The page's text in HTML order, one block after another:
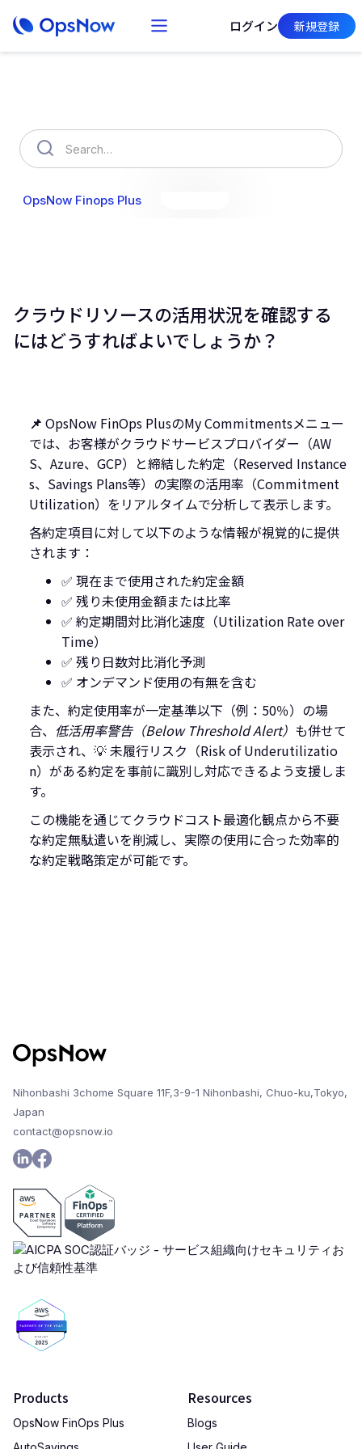
ログイン 新規登録
OpsNow Finops Plus
クラウドリソースの活用状況を確認する
にはどうすればよいでしょうか？
📌 OpsNow FinOps PlusのMy Commitmentsメニュー
では、お客様がクラウドサービスプロバイダー（AW
S、Azure、GCP）と締結した約定（Reserved Instance
s、Savings Plans等）の実際の活用率（Commitment
Utilization）をリアルタイムで分析して表示します。
各約定項目に対して以下のような情報が視覚的に提供
されます：
✅ 現在まで使用された約定金額
✅ 残り未使用金額または比率
✅ 約定期間対比消化速度（Utilization Rate over
Time）
✅ 残り日数対比消化予測
✅ オンデマンド使用の有無を含む
また、約定使用率が一定基準以下（例：50％）の場
合、 低活用率警告（Below Threshold Alert） も併せて
表示され、💡 未履行リスク（Risk of Underutilizatio
n）がある約定を事前に識別し対応できるよう支援しま
す。
この機能を通じてクラウドコスト最適化観点から不要
な約定無駄遣いを削減し、実際の使用に合った効率的
な約定戦略策定が可能です。
Nihonbashi 3chome Square 11F,3-9-1 Nihonbashi, Chuo-ku,Tokyo,
Japan
contact@opsnow.io
Products
OpsNow FinOps Plus
Resources
Blogs